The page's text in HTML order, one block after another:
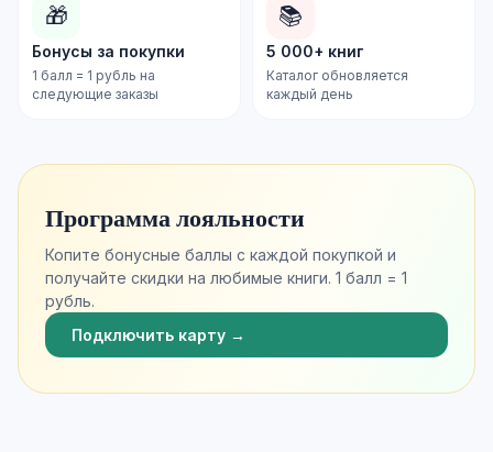
🎁
Бонусы за покупки
1 балл = 1 рубль на
следующие заказы
📚
5 000+ книг
Каталог обновляется
каждый день
Программа лояльности
Копите бонусные баллы с каждой покупкой и
получайте скидки на любимые книги. 1 балл = 1
рубль.
Подключить карту →